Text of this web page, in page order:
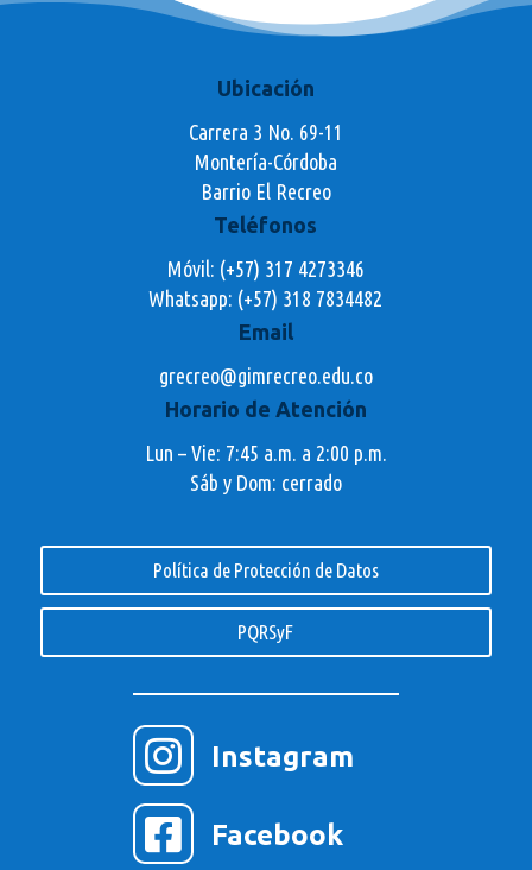
Ubicación
Carrera 3 No. 69-11
Montería-Córdoba
Barrio El Recreo
Teléfonos
Móvil: (+57) 317 4273346
Whatsapp: (+57) 318 7834482
Email
grecreo@gimrecreo.edu.co
Horario de Atención
Lun – Vie: 7:45 a.m. a 2:00 p.m.
Sáb y Dom: cerrado
Política de Protección de Datos
PQRSyF
 Instagram
 Facebook